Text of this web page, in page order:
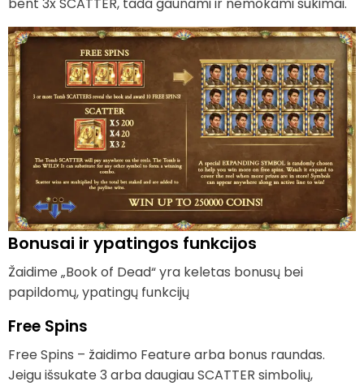
Bonusai ir ypatingos funkcijos
Žaidime „Book of Dead“ yra keletas bonusų bei
papildomų, ypatingų funkcijų
Free Spins
Free Spins – žaidimo Feature arba bonus raundas.
Jeigu išsukate 3 arba daugiau SCATTER simbolių,